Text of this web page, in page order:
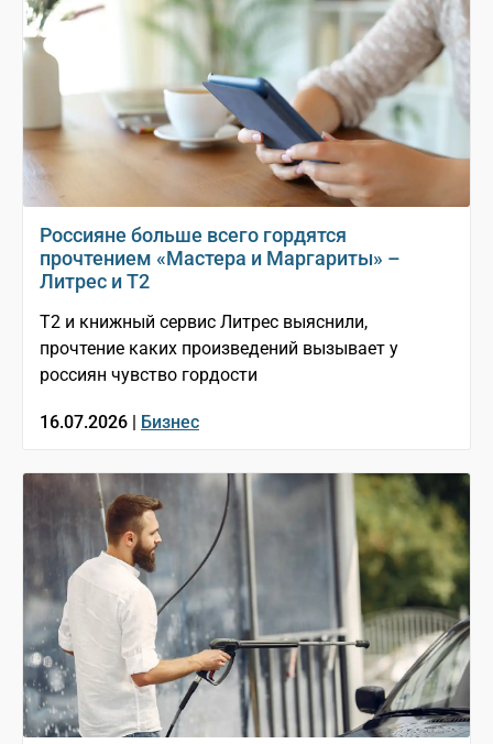
Россияне больше всего гордятся
прочтением «Мастера и Маргариты» –
Литрес и T2
T2 и книжный сервис Литрес выяснили,
прочтение каких произведений вызывает у
россиян чувство гордости
16.07.2026 | Бизнес